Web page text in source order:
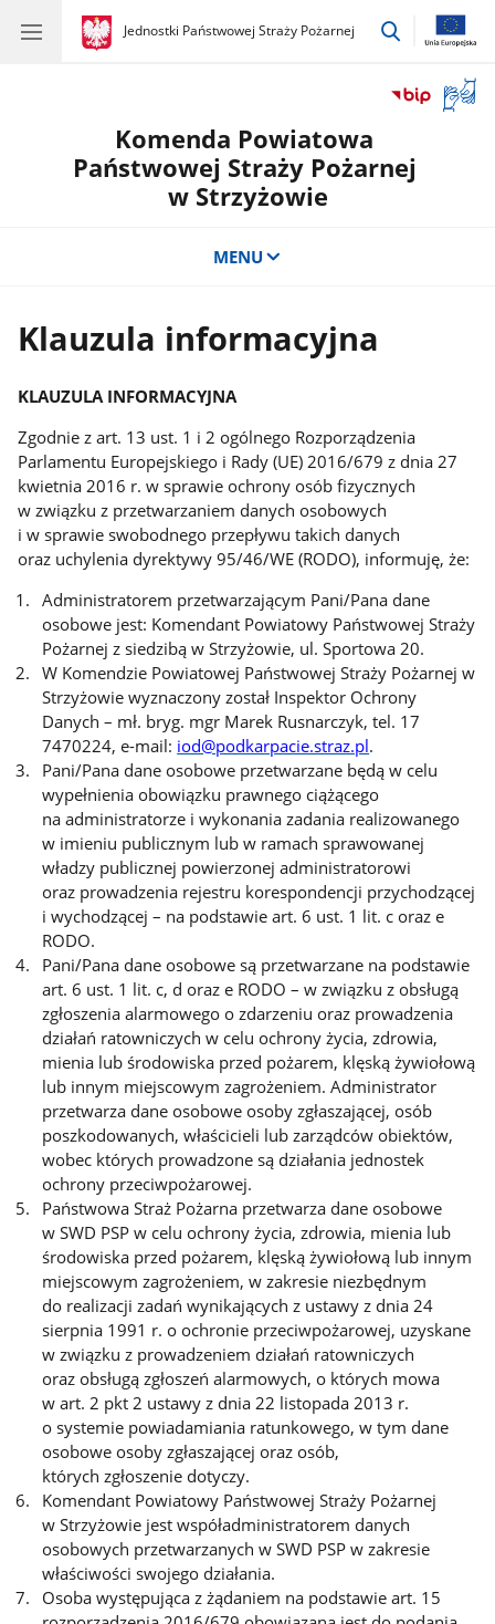
gov.pl
Jednostki Państwowej Straży Pożarnej
gov.pl
Jednostki
przejdź
okno
Komenda Powiatowa
Państwowej Straży Pożarnej
w Strzyżowie
MENU
Klauzula informacyjna
KLAUZULA INFORMACYJNA
Zgodnie z art. 13 ust. 1 i 2 ogólnego Rozporządzenia
Parlamentu Europejskiego i Rady (UE) 2016/679 z dnia 27
kwietnia 2016 r. w sprawie ochrony osób fizycznych
w związku z przetwarzaniem danych osobowych
i w sprawie swobodnego przepływu takich danych
oraz uchylenia dyrektywy 95/46/WE (RODO), informuję, że:
Administratorem przetwarzającym Pani/Pana dane
osobowe jest: Komendant Powiatowy Państwowej Straży
Pożarnej z siedzibą w Strzyżowie, ul. Sportowa 20.
W Komendzie Powiatowej Państwowej Straży Pożarnej w
Strzyżowie wyznaczony został Inspektor Ochrony
Danych – mł. bryg. mgr Marek Rusnarczyk, tel. 17
7470224, e-mail: iod@podkarpacie.straz.pl.
Pani/Pana dane osobowe przetwarzane będą w celu
wypełnienia obowiązku prawnego ciążącego
na administratorze i wykonania zadania realizowanego
w imieniu publicznym lub w ramach sprawowanej
władzy publicznej powierzonej administratorowi
oraz prowadzenia rejestru korespondencji przychodzącej
i wychodzącej – na podstawie art. 6 ust. 1 lit. c oraz e
RODO.
Pani/Pana dane osobowe są przetwarzane na podstawie
art. 6 ust. 1 lit. c, d oraz e RODO – w związku z obsługą
zgłoszenia alarmowego o zdarzeniu oraz prowadzenia
działań ratowniczych w celu ochrony życia, zdrowia,
mienia lub środowiska przed pożarem, klęską żywiołową
lub innym miejscowym zagrożeniem. Administrator
przetwarza dane osobowe osoby zgłaszającej, osób
poszkodowanych, właścicieli lub zarządców obiektów,
wobec których prowadzone są działania jednostek
ochrony przeciwpożarowej.
Państwowa Straż Pożarna przetwarza dane osobowe
w SWD PSP w celu ochrony życia, zdrowia, mienia lub
środowiska przed pożarem, klęską żywiołową lub innym
miejscowym zagrożeniem, w zakresie niezbędnym
do realizacji zadań wynikających z ustawy z dnia 24
sierpnia 1991 r. o ochronie przeciwpożarowej, uzyskane
w związku z prowadzeniem działań ratowniczych
oraz obsługą zgłoszeń alarmowych, o których mowa
w art. 2 pkt 2 ustawy z dnia 22 listopada 2013 r.
o systemie powiadamiania ratunkowego, w tym dane
osobowe osoby zgłaszającej oraz osób,
których zgłoszenie dotyczy.
Komendant Powiatowy Państwowej Straży Pożarnej
w Strzyżowie jest współadministratorem danych
osobowych przetwarzanych w SWD PSP w zakresie
właściwości swojego działania.
Osoba występująca z żądaniem na podstawie art. 15